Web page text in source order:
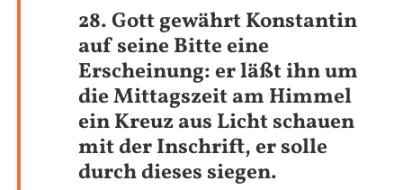
28. Gott gewährt Konstantin
auf seine Bitte eine
Erscheinung: er läßt ihn um
die Mittagszeit am Himmel
ein Kreuz aus Licht schauen
mit der Inschrift, er solle
durch dieses siegen.